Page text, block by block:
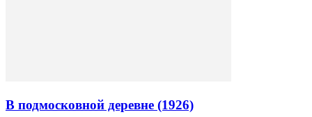
В подмосковной деревне (1926)